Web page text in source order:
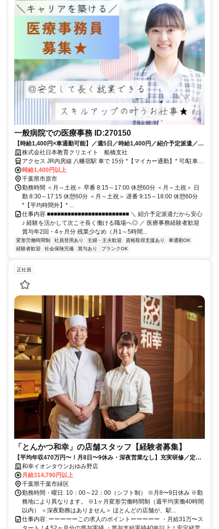
一般病院での医療事務 ID:270150
【時給1,400円×車通勤可能】／週5日／時給1,400円／紹介予定派遣／経
験者募集／正社員前提／残業ほぼなし／車通勤可能／医療事務／市原市
株式会社日本教育クリエイト 船橋支社
アクセス JR内房線 八幡宿駅 車で 15分 *【マイカー通勤】* 可/駐車場
無料
時給1,400円以上
千葉県市原市
勤務時間 ＜月～土祝＞ 早番 8:15～17:00 休憩60分 ＜月～土祝＞ 日
勤 8:30～17:15 休憩60分 ＜月～土祝＞ 遅番 9:15～18:00 休憩60分
*【平均時間外】* ...
仕事内容 ■■■■■■■■■■■■■■■■■■■■■■■■ ＼ 紹介予定派遣だから安心
♪ 経験を活かして次こそ長く働ける職場へ◎ ／ 医療事務経験者歓迎
賞与年2回・4ヶ月分 残業少なめ（月1～5時間...
変形労働時間制 社員登用あり 主婦・主夫歓迎 資格取得支援あり
車通勤OK
経験者歓迎
社会保険完備 賞与あり ブランクOK
正社員
「とんかつ和幸」の店舗スタッフ【経験者募集】
【平均年収470万円〜！月8日〜9休み・深夜営業なし】充実研修／定着
率9割超／60年以上の黒字！安定系企業！
和幸イオンタウンおゆみ野店
月給314,790円以上
千葉県千葉市緑区
勤務時間・曜日: 10：00～22：00（シフト制） ※月8〜9日休み ※勤
務地により異なります。 ※1ヶ月変形労働時間制（週平均実働40時間
以内） ＜深夜勤務はありません＞ ほとんどの店舗が、駅...
仕事内容: ーーーーーこの求人のポイントーーーーー ・月給31万〜ス